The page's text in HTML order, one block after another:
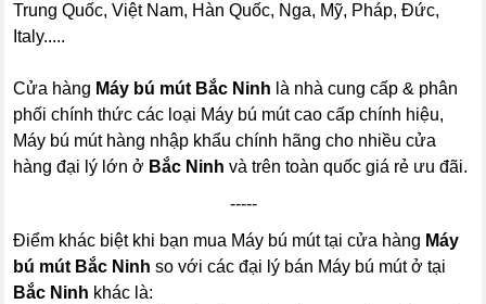
Trung Quốc, Việt Nam, Hàn Quốc, Nga, Mỹ, Pháp, Đức,
Italy.....
Cửa hàng Máy bú mút Bắc Ninh là nhà cung cấp & phân
phối chính thức các loại Máy bú mút cao cấp chính hiệu,
Máy bú mút hàng nhập khẩu chính hãng cho nhiều cửa
hàng đại lý lớn ở Bắc Ninh và trên toàn quốc giá rẻ ưu đãi.
-----
Điểm khác biệt khi bạn mua Máy bú mút tại cửa hàng Máy
bú mút Bắc Ninh so với các đại lý bán Máy bú mút ở tại
Bắc Ninh khác là: